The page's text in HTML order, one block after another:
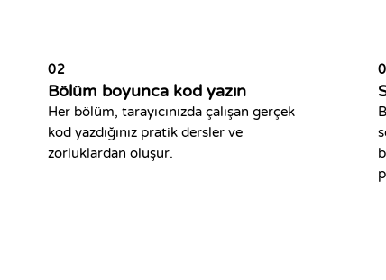
02
Bölüm boyunca kod yazın
Her bölüm, tarayıcınızda çalışan gerçek
kod yazdığınız pratik dersler ve
zorluklardan oluşur.